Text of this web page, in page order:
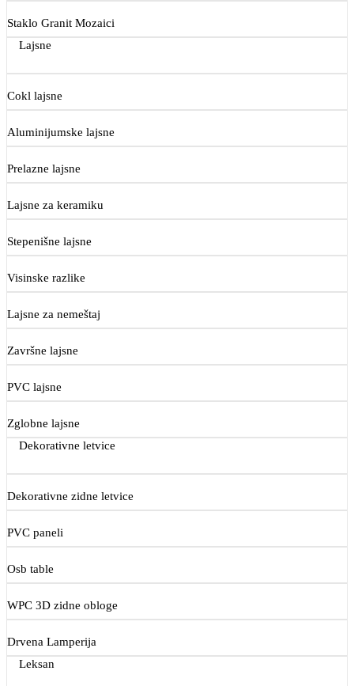
Staklo Granit Mozaici
Lajsne
Cokl lajsne
Aluminijumske lajsne
Prelazne lajsne
Lajsne za keramiku
Stepenišne lajsne
Visinske razlike
Lajsne za nemeštaj
Završne lajsne
PVC lajsne
Zglobne lajsne
Dekorativne letvice
Dekorativne zidne letvice
PVC paneli
Osb table
WPC 3D zidne obloge
Drvena Lamperija
Leksan